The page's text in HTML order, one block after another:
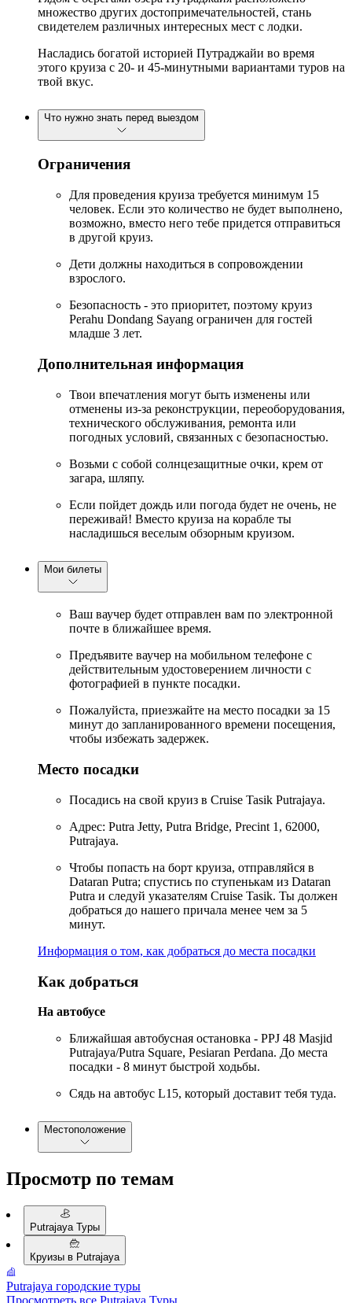
множество других достопримечательностей, стань
свидетелем различных интересных мест с лодки.
Насладись богатой историей Путраджайи во время
этого круиза с 20- и 45-минутными вариантами туров на
твой вкус.
Что нужно знать перед выездом
Ограничения
Для проведения круиза требуется минимум 15
человек. Если это количество не будет выполнено,
возможно, вместо него тебе придется отправиться
в другой круиз.
Дети должны находиться в сопровождении
взрослого.
Безопасность - это приоритет, поэтому круиз
Perahu Dondang Sayang ограничен для гостей
младше 3 лет.
Дополнительная информация
Твои впечатления могут быть изменены или
отменены из-за реконструкции, переоборудования,
технического обслуживания, ремонта или
погодных условий, связанных с безопасностью.
Возьми с собой солнцезащитные очки, крем от
загара, шляпу.
Если пойдет дождь или погода будет не очень, не
переживай! Вместо круиза на корабле ты
насладишься веселым обзорным круизом.
Мои билеты
Ваш ваучер будет отправлен вам по электронной
почте в ближайшее время.
Предъявите ваучер на мобильном телефоне с
действительным удостоверением личности с
фотографией в пункте посадки.
Пожалуйста, приезжайте на место посадки за 15
минут до запланированного времени посещения,
чтобы избежать задержек.
Место посадки
Посадись на свой круиз в Cruise Tasik Putrajaya.
Адрес: Putra Jetty, Putra Bridge, Precint 1, 62000,
Putrajaya.
Чтобы попасть на борт круиза, отправляйся в
Dataran Putra; спустись по ступенькам из Dataran
Putra и следуй указателям Cruise Tasik. Ты должен
добраться до нашего причала менее чем за 5
минут.
Информация о том, как добраться до места посадки
Как добраться
На автобусе
Ближайшая автобусная остановка - PPJ 48 Masjid
Putrajaya/Putra Square, Pesiaran Perdana. До места
посадки - 8 минут быстрой ходьбы.
Сядь на автобус L15, который доставит тебя туда.
Местоположение
Просмотр по темам
Putrajaya Туры
Круизы в Putrajaya
Putrajaya городские туры
Просмотреть все Putrajaya Туры